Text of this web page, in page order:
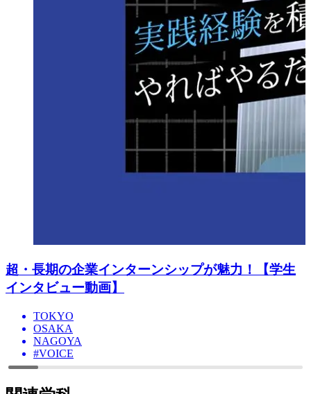
超・長期の企業インターンシップが魅力！【学生
インタビュー動画】
TOKYO
OSAKA
NAGOYA
#VOICE